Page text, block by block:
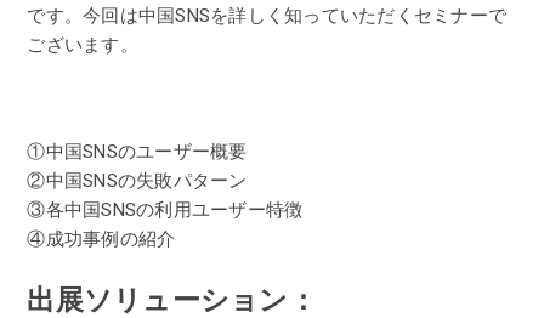
です。今回は中国SNSを詳しく知っていただくセミナーで
ございます。
①中国SNSのユーザー概要
②中国SNSの失敗パターン
③各中国SNSの利用ユーザー特徴
④成功事例の紹介
出展ソリューション：